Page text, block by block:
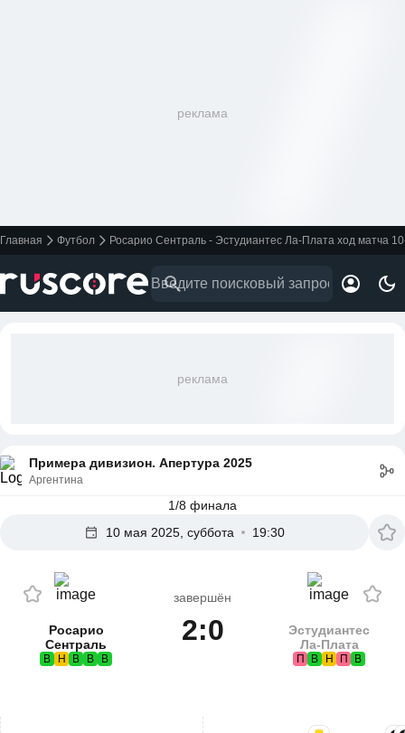
реклама
Главная Футбол Росарио Сентраль - Эстудиантес Ла-Плата ход матча
реклама
Примера дивизион. Апертура 2025
Аргентина
1/8 финала
10 мая 2025, суббота
19:30
Росарио
Сентраль
В Н В В В
завершён
2:0
Эстудиантес
Ла-Плата
П В Н П В